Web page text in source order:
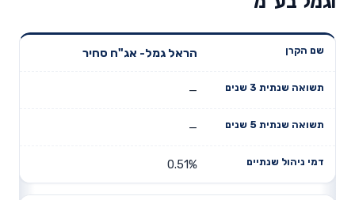
שנים
תשואה
הראל גמל- אג"ח סחיר
—
—
0.51%